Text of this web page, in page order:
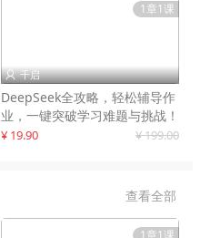
1章1课
 千启
DeepSeek全攻略，轻松辅导作
业，一键突破学习难题与挑战！
¥ 19.90 ¥ 199.00
查看全部